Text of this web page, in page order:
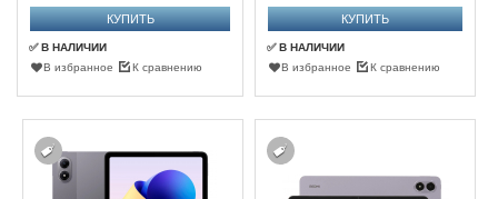
✅ В НАЛИЧИИ
В избранное
К сравнению
✅ В НАЛИЧИИ
В избранное
К сравнению